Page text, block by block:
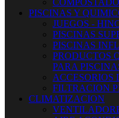
PISCINAS Y
JUEGOS -
PISCINAS
PISCINAS
PRODUCTOS
PARA
ACCESORIOS
FILTRACION
CLIMATIZACION